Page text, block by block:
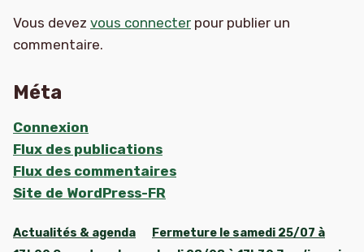
Vous devez vous connecter pour publier un
commentaire.
Méta
Connexion
Flux des publications
Flux des commentaires
Site de WordPress-FR
Actualités & agenda
Fermeture le samedi 25/07 à